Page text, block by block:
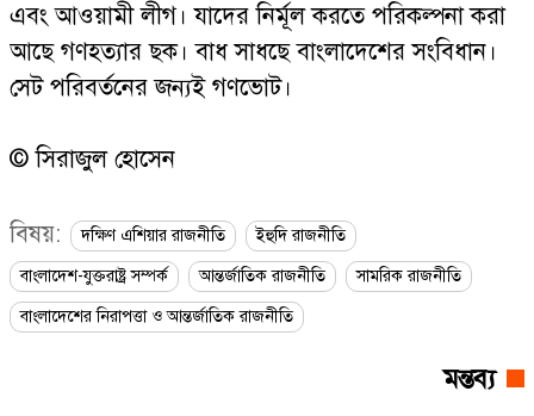
এবং আওয়ামী লীগ। যাদের নির্মূল করতে পরিকল্পনা করা
আছে গণহত্যার ছক। বাধ সাধছে বাংলাদেশের সংবিধান।
সেট পরিবর্তনের জন্যই গণভোট।
© সিরাজুল হোসেন
বিষয়: দক্ষিণ এশিয়ার রাজনীতি
ইহুদি রাজনীতি
বাংলাদেশ-যুক্তরাষ্ট্র সম্পর্ক
আন্তর্জাতিক রাজনীতি
সামরিক রাজনীতি
বাংলাদেশের নিরাপত্তা ও আন্তর্জাতিক রাজনীতি
মন্তব্য